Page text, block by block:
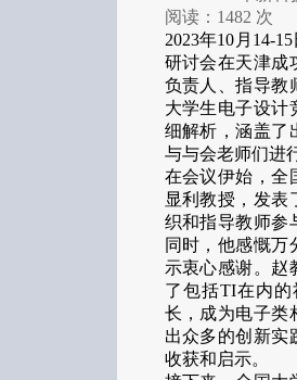
阅读：1482 次
2023年10月14-
研讨会在天津成
负责人、指导教
大学生电子设计
细解析，涵盖了
与与会老师们进
在会议伊始，全
显利教授，发表
织和指导教师参
同时，他感慨万
示衷心感谢。赵
了包括TI在内
长，成为电子类
出众多的创新实
收获和启示。